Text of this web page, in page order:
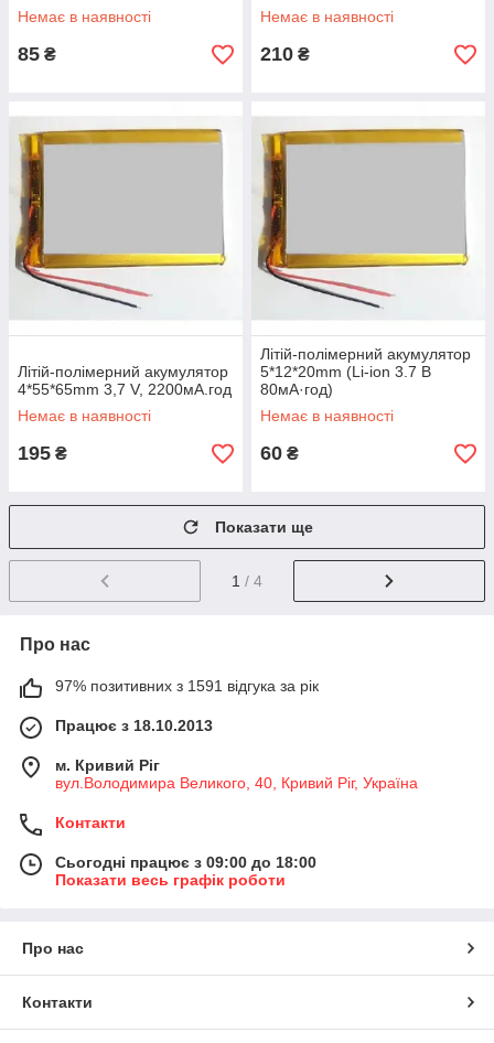
Немає в наявності
85 ₴
Немає в наявності
210 ₴
Літій-полімерний акумулятор
4*55*65mm 3,7 V, 2200мА.год
Немає в наявності
195 ₴
Літій-полімерний акумулятор
5*12*20mm (Li-ion 3.7 В
80мА·год)
Немає в наявності
60 ₴
Показати ще
1 / 4
Про нас
97% позитивних з 1591 відгука за рік
Працює з 18.10.2013
м. Кривий Ріг
вул.Володимира Великого, 40, Кривий Ріг, Україна
Контакти
Сьогодні працює з 09:00 до 18:00
Показати весь графік роботи
Про нас
Контакти